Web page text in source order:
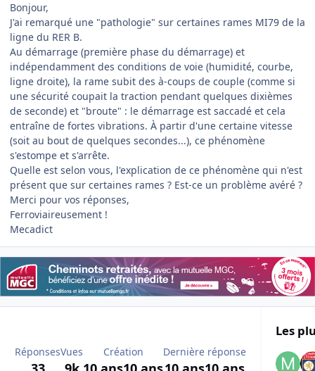
Bonjour,
J'ai remarqué une "pathologie" sur certaines rames MI79 de la
ligne du RER B.
Au démarrage (première phase du démarrage) et
indépendamment des conditions de voie (humidité, courbe,
ligne droite), la rame subit des à-coups de couple (comme si
une sécurité coupait la traction pendant quelques dixièmes
de seconde) et "broute" : le démarrage est saccadé et cela
entraîne de fortes vibrations. À partir d'une certaine vitesse
(soit au bout de quelques secondes...), ce phénomène
s'estompe et s'arrête.
Quelle est selon vous, l'explication de ce phénomène qui n'est
présent que sur certaines rames ? Est-ce un problème avéré ?
Merci pour vos réponses,
Ferroviaireusement !
Mecadict
RéponsesVues Création Dernière réponse
Les